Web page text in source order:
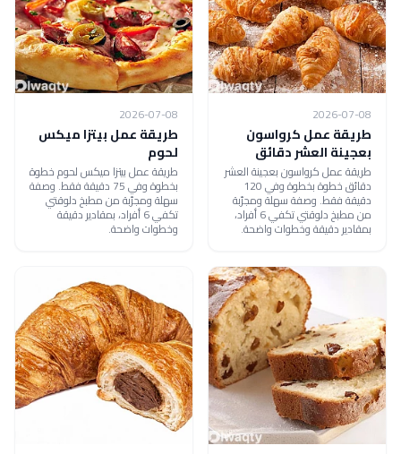
2026-07-08
طريقة عمل كرواسون
بعجينة العشر دقائق
طريقة عمل كرواسون بعجينة العشر
دقائق خطوة بخطوة وفي 120
دقيقة فقط. وصفة سهلة ومجرّبة
من مطبخ دلوقتي تكفي 6 أفراد،
بمقادير دقيقة وخطوات واضحة.
2026-07-08
طريقة عمل بيتزا ميكس
لحوم
طريقة عمل بيتزا ميكس لحوم خطوة
بخطوة وفي 75 دقيقة فقط. وصفة
سهلة ومجرّبة من مطبخ دلوقتي
تكفي 6 أفراد، بمقادير دقيقة
وخطوات واضحة.